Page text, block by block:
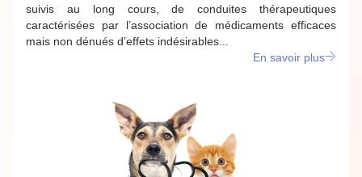
suivis au long cours, de conduites thérapeutiques
caractérisées par l’association de médicaments efficaces
mais non dénués d’effets indésirables...
En savoir plus